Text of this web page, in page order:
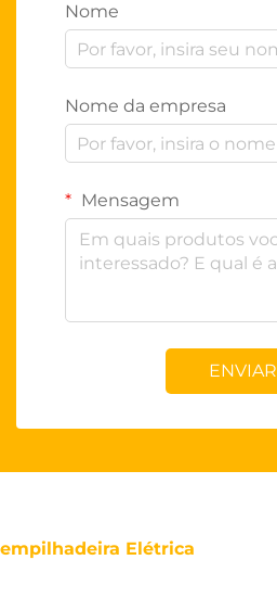
Nome
Nome da empresa
Mensagem
ENVIAR
empilhadeira Elétrica